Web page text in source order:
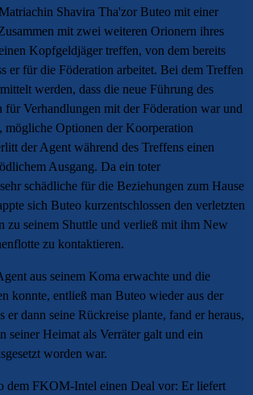
Shavira Tha'zor Buteo mit einer
mit zwei weiteren Orionern ihres
Kopfgeldjäger treffen, von dem bereits
er für die Föderation arbeitet. Bei dem Treffen
werden, dass die neue Führung des
für Verhandlungen mit der Föderation war und
mögliche Optionen der Koorperation
der Agent während des Treffens einen
Ausgang. Da ein toter
schädliche für die Beziehungen zum Hause
sich Buteo kurzentschlossen den verletzten
zu seinem Shuttle und verließ mit ihm New
zu kontaktieren.
aus seinem Koma erwachte und die
konnte, entließ man Buteo wieder aus der
er dann seine Rückreise plante, fand er heraus,
seiner Heimat als Verräter galt und ein
worden war.
dem FKOM-Intel einen Deal vor: Er liefert